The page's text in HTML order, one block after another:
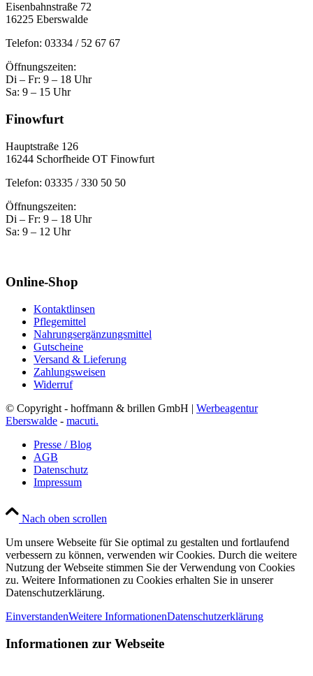
Eisenbahnstraße 72
16225 Eberswalde
Telefon: 03334 / 52 67 67
Öffnungszeiten:
Di – Fr: 9 – 18 Uhr
Sa: 9 – 15 Uhr
Finowfurt
Hauptstraße 126
16244 Schorfheide OT Finowfurt
Telefon: 03335 / 330 50 50
Öffnungszeiten:
Di – Fr: 9 – 18 Uhr
Sa: 9 – 12 Uhr
Online-Shop
Kontaktlinsen
Pflegemittel
Nahrungsergänzungsmittel
Gutscheine
Versand & Lieferung
Zahlungsweisen
Widerruf
© Copyright - hoffmann & brillen GmbH | Werbeagentur
Eberswalde - macuti.
Presse / Blog
AGB
Datenschutz
Impressum
Nach oben scrollen
Um unsere Webseite für Sie optimal zu gestalten und fortlaufend
verbessern zu können, verwenden wir Cookies. Durch die weitere
Nutzung der Webseite stimmen Sie der Verwendung von Cookies
zu. Weitere Informationen zu Cookies erhalten Sie in unserer
Datenschutzerklärung.
EinverstandenWeitere InformationenDatenschutzerklärung
Informationen zur Webseite